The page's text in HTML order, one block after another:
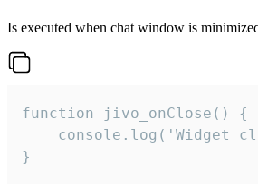
Is executed when chat window is
function jivo_onClose() {
console.log('Widget
}